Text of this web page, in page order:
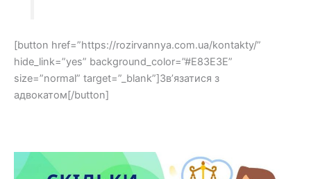
[button href=”https://rozirvannya.com.ua/kontakty/”
hide_link=”yes” background_color=”#E83E3E”
size=”normal” target=”_blank”]Зв’язатися з
адвокатом[/button]